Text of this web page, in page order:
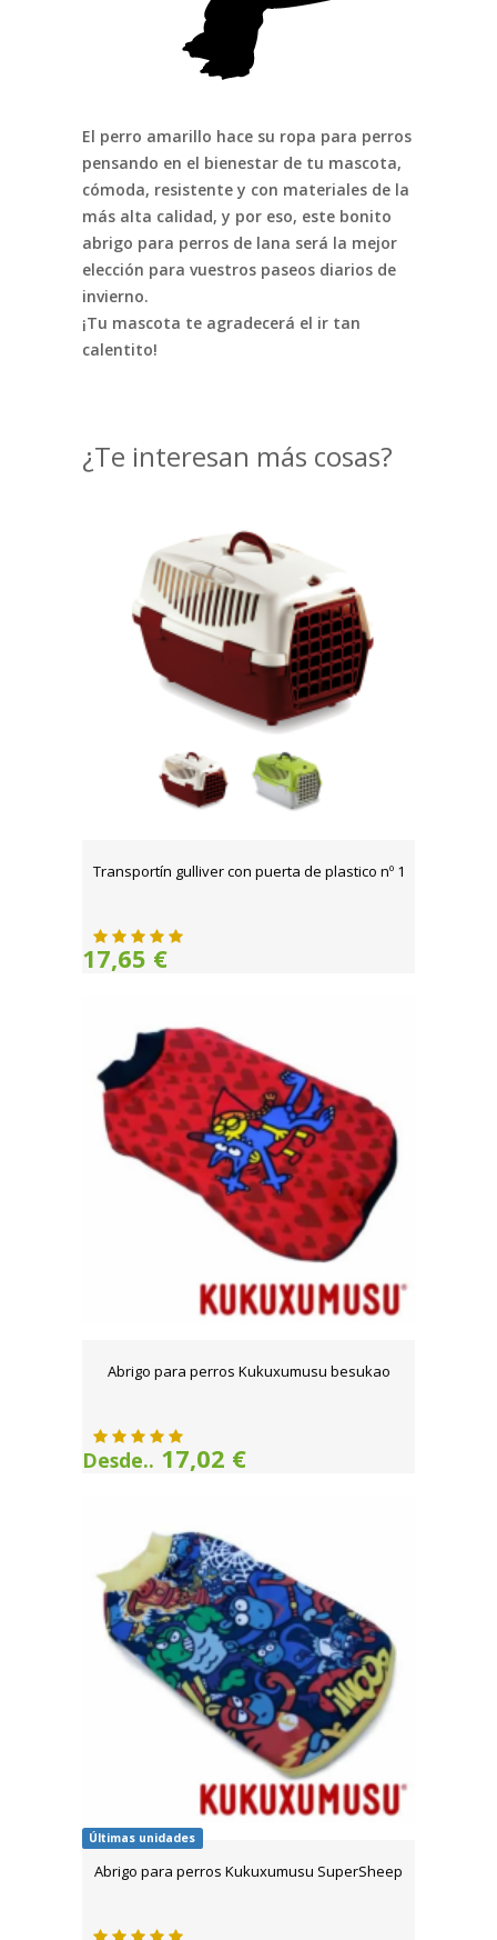
El perro amarillo hace su ropa para perros
pensando en el bienestar de tu mascota,
cómoda, resistente y con materiales de la
más alta calidad, y por eso, este bonito
abrigo para perros de lana será la mejor
elección para vuestros paseos diarios de
invierno.
¡Tu mascota te agradecerá el ir tan
calentito!
¿Te interesan más cosas?
Transportín gulliver con puerta de plastico nº 1
17,65 €
Abrigo para perros Kukuxumusu besukao
Desde.. 17,02 €
Últimas unidades
Abrigo para perros Kukuxumusu SuperSheep